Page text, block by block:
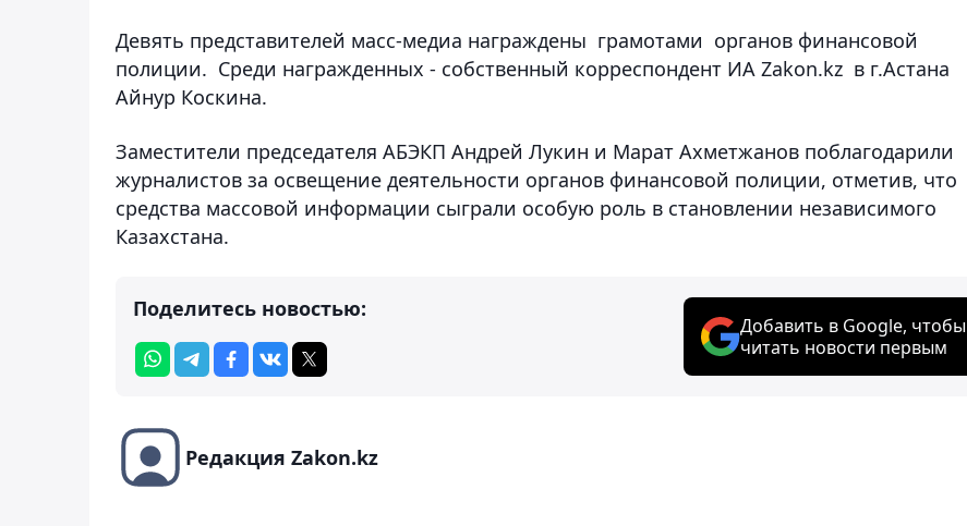
Девять представителей масс-медиа награждены грамотами органов финансовой
полиции. Среди награжденных - собственный корреспондент ИА Zakon.kz в г.Астана
Айнур Коскина.
Заместители председателя АБЭКП Андрей Лукин и Марат Ахметжанов поблагодарили
журналистов за освещение деятельности органов финансовой полиции, отметив, что
средства массовой информации сыграли особую роль в становлении независимого
Казахстана.
Поделитесь новостью:
Добавить в Google, чтобы
читать новости первым
Редакция Zakon.kz